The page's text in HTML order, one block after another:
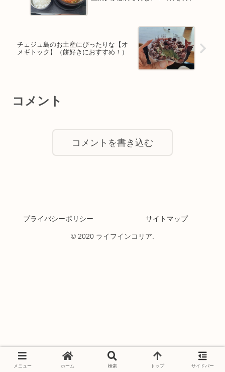
チェジュ島のお土産にぴったりな【オ
メギトック】（餅好きにおすすめ！）
コメント
コメントを書き込む
プライバシーポリシー サイトマップ
© 2020 ライフインコリア.
メニュー ホーム 検索 トップ サイドバー